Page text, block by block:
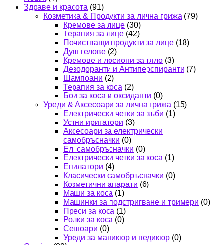
Здраве и красота (91)
Козметика & Продукти за лична грижа (79)
Кремове за лице (30)
Терапия за лице (42)
Почистващи продукти за лице (18)
Душ гелове (2)
Кремове и лосиони за тяло (3)
Дезодоранти и Антиперспиранти (7)
Шампоани (2)
Терапия за коса (2)
Бои за коса и оксиданти (0)
Уреди & Аксесоари за лична грижа (15)
Електрически четки за зъби (1)
Устни иригатори (3)
Аксесоари за електрически
самобръсначки (0)
Ел. самобръсначки (0)
Електрически четки за коса (1)
Епилатори (4)
Класически самобръсначки (0)
Козметични апарати (6)
Маши за коса (1)
Машинки за подстригване и тримери (0)
Преси за коса (1)
Ролки за коса (0)
Сешоари (0)
Уреди за маникюр и педикюр (0)